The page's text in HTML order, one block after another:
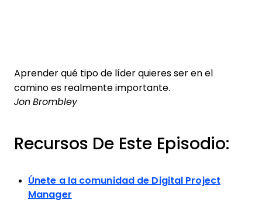
Aprender qué tipo de líder quieres ser en el
camino es realmente importante.
Jon Brombley
Recursos De Este Episodio:
Únete a la comunidad de Digital Project
Manager